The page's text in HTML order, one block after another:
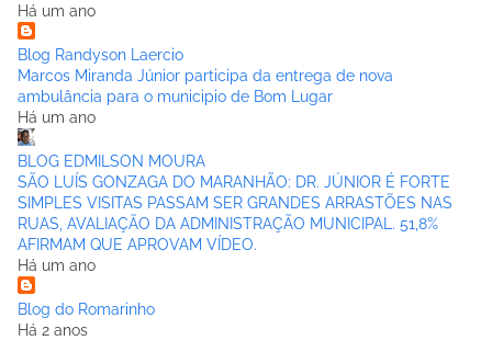
Há um ano
Blog Randyson Laercio
Marcos Miranda Júnior participa da entrega de nova
ambulância para o municipio de Bom Lugar
Há um ano
BLOG EDMILSON MOURA
SÃO LUÍS GONZAGA DO MARANHÃO: DR. JÚNIOR É FORTE
SIMPLES VISITAS PASSAM SER GRANDES ARRASTÕES NAS
RUAS, AVALIAÇÃO DA ADMINISTRAÇÃO MUNICIPAL. 51,8%
AFIRMAM QUE APROVAM VÍDEO.
Há um ano
Blog do Romarinho
Há 2 anos